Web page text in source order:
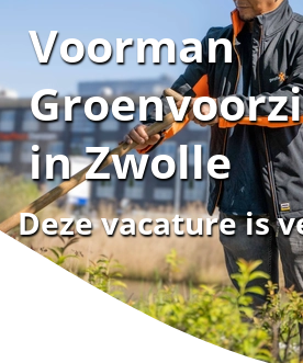
Voorman
in Zwolle
Deze vacature is